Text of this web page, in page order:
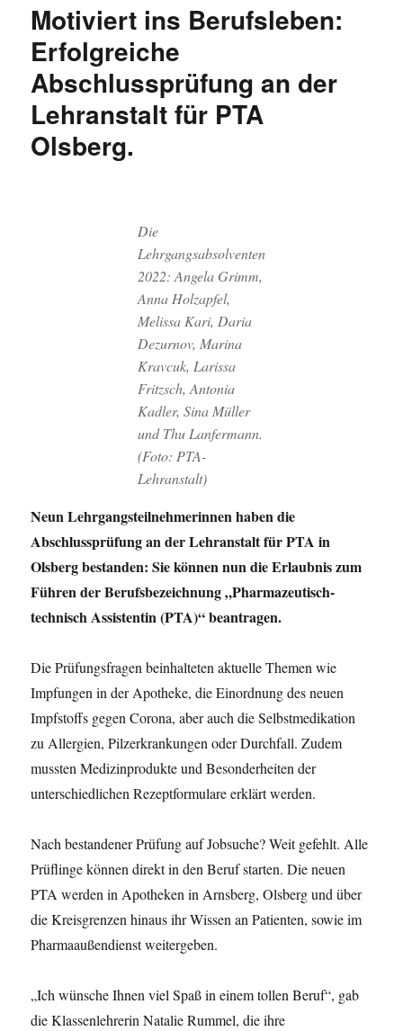
2023
Tag
der
offenen
Motiviert ins Berufsleben:
Erfolgreiche
Abschlussprüfung an der
Lehranstalt für PTA
Olsberg.
Die
Lehrgangsabsolventen
2022: Angela Grimm,
Anna Holzapfel,
Melissa Kari, Daria
Dezurnov, Marina
Kravcuk, Larissa
Fritzsch, Antonia
Kadler, Sina Müller
und Thu Lanfermann.
(Foto: PTA-
Lehranstalt)
Neun Lehrgangsteilnehmerinnen haben die
Abschlussprüfung an der Lehranstalt für PTA in
Olsberg bestanden: Sie können nun die Erlaubnis zum
Führen der Berufsbezeichnung „Pharmazeutisch-
technisch Assistentin (PTA)“ beantragen.
Die Prüfungsfragen beinhalteten aktuelle Themen wie
Impfungen in der Apotheke, die Einordnung des neuen
Impfstoffs gegen Corona, aber auch die Selbstmedikation
zu Allergien, Pilzerkrankungen oder Durchfall. Zudem
mussten Medizinprodukte und Besonderheiten der
unterschiedlichen Rezeptformulare erklärt werden.
Nach bestandener Prüfung auf Jobsuche? Weit gefehlt. Alle
Prüflinge können direkt in den Beruf starten. Die neuen
PTA werden in Apotheken in Arnsberg, Olsberg und über
die Kreisgrenzen hinaus ihr Wissen an Patienten, sowie im
Pharmaaußendienst weitergeben.
„Ich wünsche Ihnen viel Spaß in einem tollen Beruf“, gab
die Klassenlehrerin Natalie Rummel, die ihre